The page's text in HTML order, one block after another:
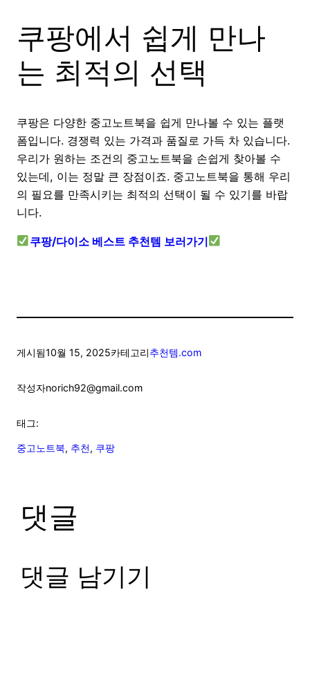
쿠팡에서 쉽게 만나
는 최적의 선택
쿠팡은 다양한 중고노트북을 쉽게 만나볼 수 있는 플랫
폼입니다. 경쟁력 있는 가격과 품질로 가득 차 있습니다.
우리가 원하는 조건의 중고노트북을 손쉽게 찾아볼 수
있는데, 이는 정말 큰 장점이죠. 중고노트북을 통해 우리
의 필요를 만족시키는 최적의 선택이 될 수 있기를 바랍
니다.
쿠팡/다이소 베스트 추천템 보러가기
게시됨10월 15, 2025카테고리추천템.com
작성자norich92@gmail.com
태그:
중고노트북, 추천, 쿠팡
댓글
댓글 남기기